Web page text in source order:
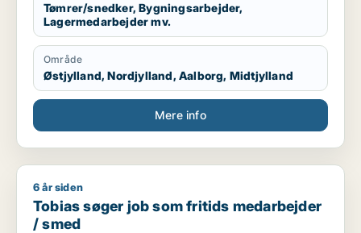
plads.
Tømrer/snedker, Bygningsarbejder,
Lagermedarbejder mv.
Område
Østjylland, Nordjylland, Aalborg, Midtjylland
Mere info
Tobias søger job som fritids medarbejder / smed
6 år siden
Tobias søger job som fritids medarbejder
/ smed